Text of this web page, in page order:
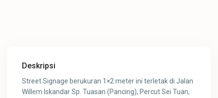
Deskripsi
Street Signage berukuran 1×2 meter ini terletak di Jalan
Willem Iskandar Sp. Tuasan (Pancing), Percut Sei Tuan,